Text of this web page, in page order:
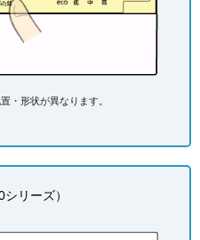
・形状が異なります。
シリーズ）